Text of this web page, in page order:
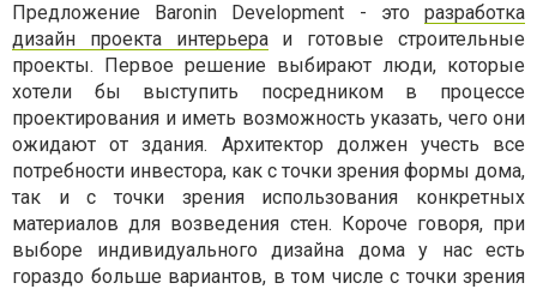
Предложение Baronin Development - это разработка
дизайн проекта интерьераи готовые строительные
проекты. Первое решение выбирают люди, которые
хотели бы выступить посредником в процессе
проектирования и иметь возможность указать, чего они
ожидают от здания. Архитектор должен учесть все
потребности инвестора, как с точки зрения формы дома,
так и с точки зрения использования конкретных
материалов для возведения стен. Короче говоря, при
выборе индивидуального дизайна дома у нас есть
гораздо больше вариантов, в том числе с точки зрения